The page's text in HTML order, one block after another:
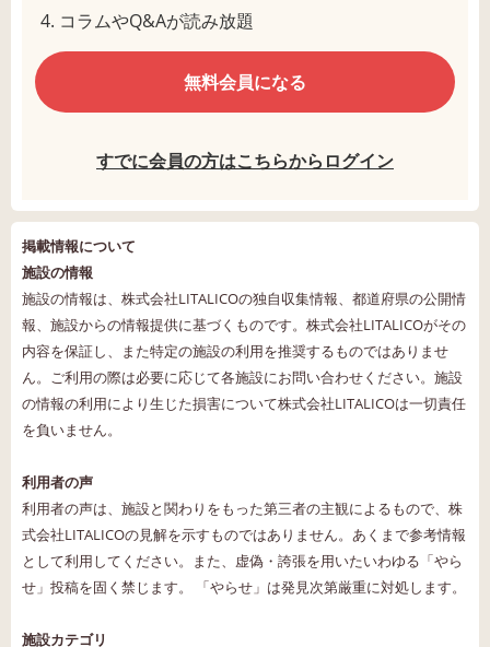
コラムやQ&Aが読み放題
無料会員になる
すでに会員の方はこちらからログイン
掲載情報について
施設の情報
施設の情報は、株式会社LITALICOの独自収集情報、都道府県の公開情
報、施設からの情報提供に基づくものです。株式会社LITALICOがその
内容を保証し、また特定の施設の利用を推奨するものではありませ
ん。ご利用の際は必要に応じて各施設にお問い合わせください。施設
の情報の利用により生じた損害について株式会社LITALICOは一切責任
を負いません。
利用者の声
利用者の声は、施設と関わりをもった第三者の主観によるもので、株
式会社LITALICOの見解を示すものではありません。あくまで参考情報
として利用してください。また、虚偽・誇張を用いたいわゆる「やら
せ」投稿を固く禁じます。 「やらせ」は発見次第厳重に対処します。
施設カテゴリ